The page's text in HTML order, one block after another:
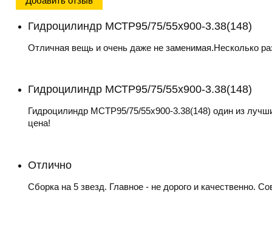
Гидроцилиндр МСТР95/75/55х900-3.38(148)
Отличная вещь и очень даже не заменимая.Несколько
Гидроцилиндр МСТР95/75/55х900-3.38(148)
Гидроцилиндр МСТР95/75/55х900-3.38(148) один из
цена!
Отлично
Сборка на 5 звезд. Главное - не дорого и качественно.